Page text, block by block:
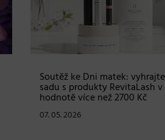
Soutěž ke Dni matek: vyhrajte
sadu s produkty RevitaLash v
hodnotě více než 2700 Kč
07. 05. 2026